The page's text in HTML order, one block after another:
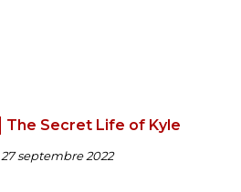
The Secret Life of Kyle
27 septembre 2022